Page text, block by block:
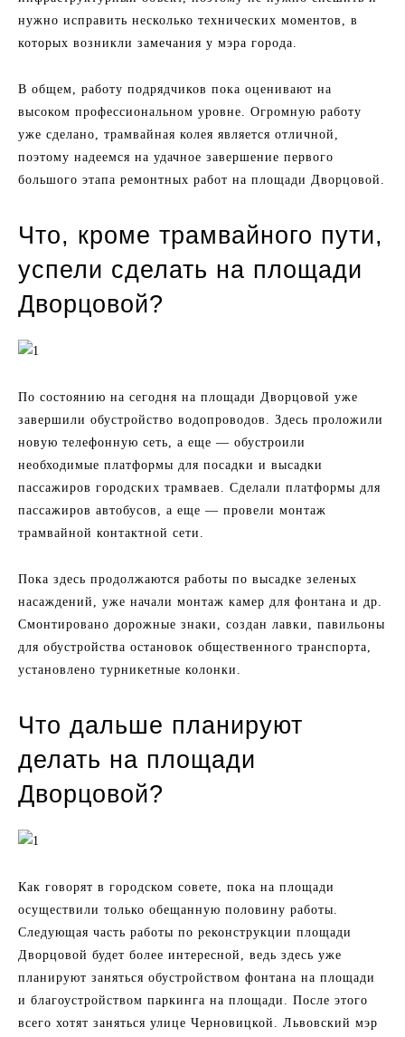
нужно исправить несколько технических моментов, в
которых возникли замечания у мэра города.
В общем, работу подрядчиков пока оценивают на
высоком профессиональном уровне. Огромную работу
уже сделано, трамвайная колея является отличной,
поэтому надеемся на удачное завершение первого
большого этапа ремонтных работ на площади Дворцовой.
Что, кроме трамвайного пути,
успели сделать на площади
Дворцовой?
По состоянию на сегодня на площади Дворцовой уже
завершили обустройство водопроводов. Здесь проложили
новую телефонную сеть, а еще — обустроили
необходимые платформы для посадки и высадки
пассажиров городских трамваев. Сделали платформы для
пассажиров автобусов, а еще — провели монтаж
трамвайной контактной сети.
Пока здесь продолжаются работы по высадке зеленых
насаждений, уже начали монтаж камер для фонтана и др.
Смонтировано дорожные знаки, создан лавки, павильоны
для обустройства остановок общественного транспорта,
установлено турникетные колонки.
Что дальше планируют
делать на площади
Дворцовой?
Как говорят в городском совете, пока на площади
осуществили только обещанную половину работы.
Следующая часть работы по реконструкции площади
Дворцовой будет более интересной, ведь здесь уже
планируют заняться обустройством фонтана на площади
и благоустройством паркинга на площади. После этого
всего хотят заняться улице Черновицкой. Львовский мэр